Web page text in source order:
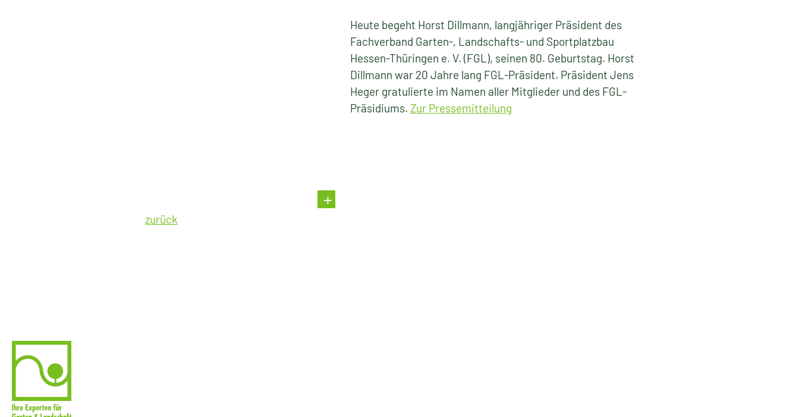
Heute begeht Horst Dillmann, langjähriger Präsident des
Fachverband Garten-, Landschafts- und Sportplatzbau
Hessen-Thüringen e. V. (FGL), seinen 80. Geburtstag. Horst
Dillmann war 20 Jahre lang FGL-Präsident. Präsident Jens
Heger gratulierte im Namen aller Mitglieder und des FGL-
Präsidiums. Zur Pressemitteilung
zurück